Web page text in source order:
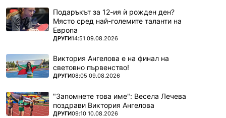
Подаръкът за 12-ия ѝ рожден ден?
Място сред най-големите таланти на
Европа
ПОВЕЧЕ ОТ
ДРУГИ14:51 09.08.2026
Виктория Ангелова е на финал на
световно първенство!
ПОВЕЧЕ ОТ
ДРУГИ08:05 09.08.2026
"Запомнете това име": Весела Лечева
поздрави Виктория Ангелова
ПОВЕЧЕ ОТ
ДРУГИ09:10 10.08.2026